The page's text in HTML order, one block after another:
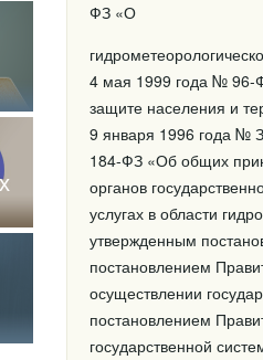
ФЗ «О
4 мая 1999 года № 96-
защите населения и
9 января 1996 года №
184-ФЗ «Об общих
органов
услугах в области
утвержденным
постановлением
осуществлении
постановлением
государственной